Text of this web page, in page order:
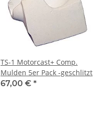
TS-1 Motorcast+ Comp.
Mulden 5er Pack -geschlitzt
67,00 € *